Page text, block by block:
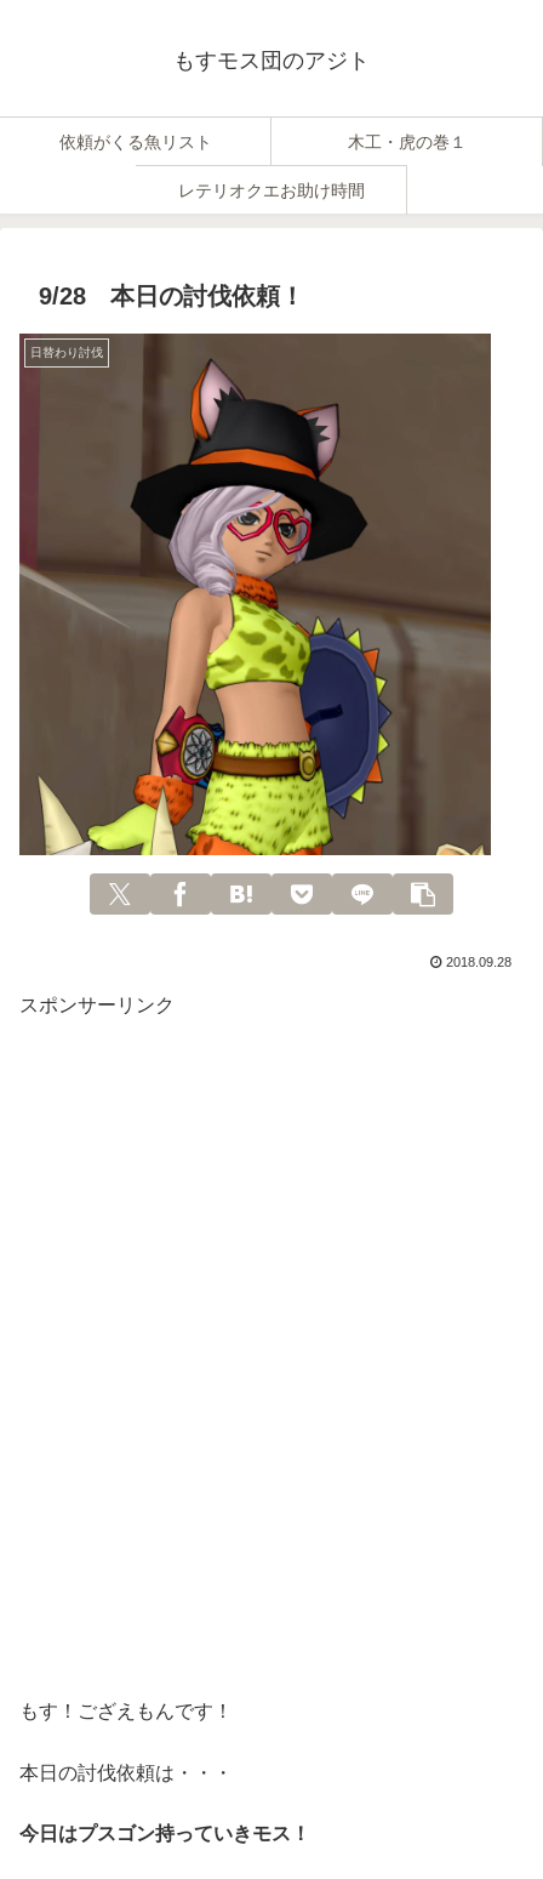
もすモス団のアジト
依頼がくる魚リスト 木工・虎の巻１
レテリオクエお助け時間
9/28 本日の討伐依頼！
日替わり討伐
2018.09.28
スポンサーリンク
もす！ござえもんです！
本日の討伐依頼は・・・
今日はプスゴン持っていきモス！